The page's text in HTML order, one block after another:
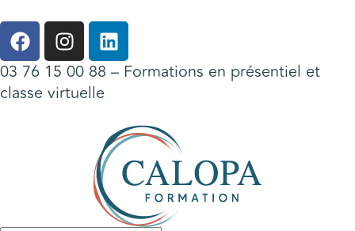
03 76 15 00 88 – Formations en présentiel et
classe virtuelle